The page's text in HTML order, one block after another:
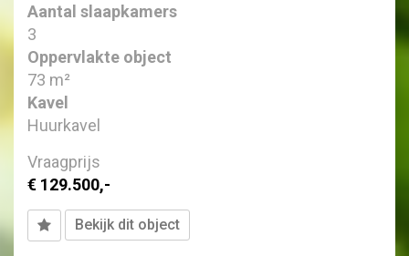
Aantal slaapkamers
3
Oppervlakte object
73 m²
Kavel
Huurkavel
Vraagprijs
€ 129.500,-
Bekijk dit object